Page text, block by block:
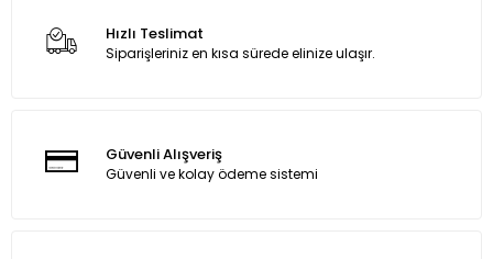
Hızlı Teslimat
Siparişleriniz en kısa sürede elinize ulaşır.
Güvenli Alışveriş
Güvenli ve kolay ödeme sistemi